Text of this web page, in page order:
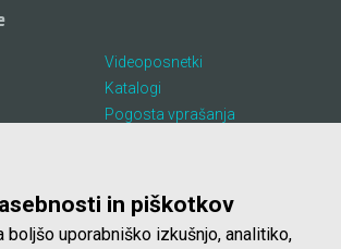
Videoposnetki
Katalogi
Pogosta vprašanja
in piškotkov
uporabniško izkušnjo, analitiko,